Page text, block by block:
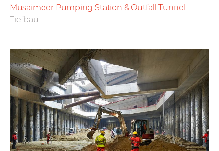
Musaimeer Pumping Station & Outfall Tunnel
Tiefbau